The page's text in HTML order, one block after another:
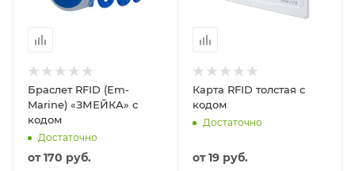
Браслет RFID (Em-
Marine) «ЗМЕЙКА» с
кодом
Достаточно
от170 руб.
Карта RFID толстая с
кодом
Достаточно
от19 руб.